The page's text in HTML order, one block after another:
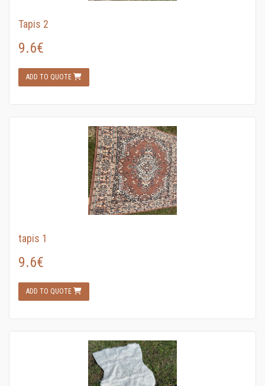
Tapis 2
9.6€
ADD TO QUOTE
tapis 1
9.6€
ADD TO QUOTE